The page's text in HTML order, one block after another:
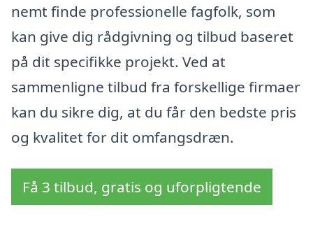
nemt finde professionelle fagfolk, som
kan give dig rådgivning og tilbud baseret
på dit specifikke projekt. Ved at
sammenligne tilbud fra forskellige firmaer
kan du sikre dig, at du får den bedste pris
og kvalitet for dit omfangsdræn.
Få 3 tilbud, gratis og uforpligtende